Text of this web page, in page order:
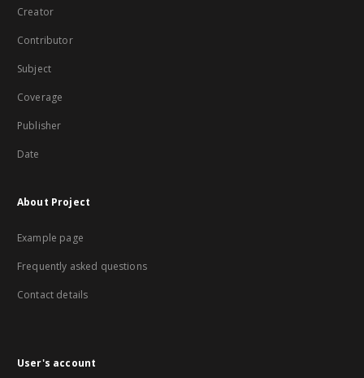
Creator
Contributor
Subject
Coverage
Publisher
Date
About Project
Example page
Frequently asked questions
Contact details
User's account